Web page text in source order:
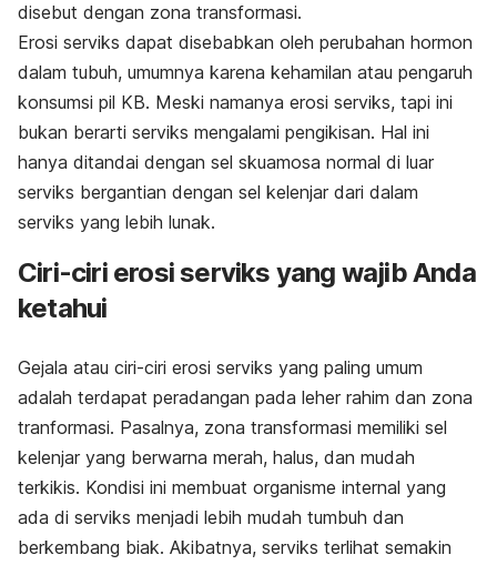
disebut dengan zona transformasi.
Erosi serviks dapat disebabkan oleh perubahan hormon
dalam tubuh, umumnya karena kehamilan atau pengaruh
konsumsi pil KB. Meski namanya erosi serviks, tapi ini
bukan berarti serviks mengalami pengikisan. Hal ini
hanya ditandai dengan sel skuamosa normal di luar
serviks bergantian dengan sel kelenjar dari dalam
serviks yang lebih lunak.
Ciri-ciri erosi serviks yang wajib Anda
ketahui
Gejala atau ciri-ciri erosi serviks yang paling umum
adalah terdapat peradangan pada leher rahim dan zona
tranformasi. Pasalnya, zona transformasi memiliki sel
kelenjar yang berwarna merah, halus, dan mudah
terkikis. Kondisi ini membuat organisme internal yang
ada di serviks menjadi lebih mudah tumbuh dan
berkembang biak. Akibatnya, serviks terlihat semakin